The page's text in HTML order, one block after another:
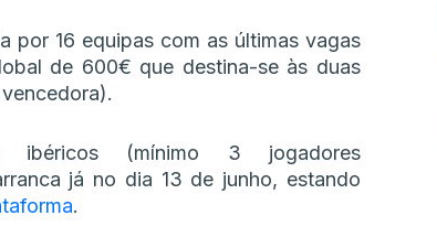
por 16 equipas com as últimas vagas
de 600€ que destina-se às duas
(mínimo 3 jogadores
já no dia 13 de junho, estando
.